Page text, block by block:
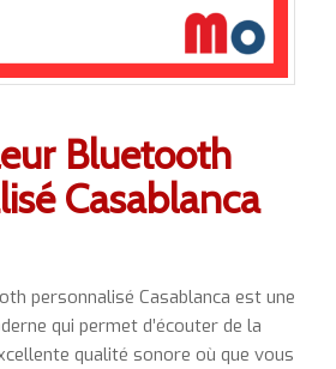
Bluetooth
Casablanca
personnalisé Casablanca est une
qui permet d’écouter de la
qualité sonore où que vous